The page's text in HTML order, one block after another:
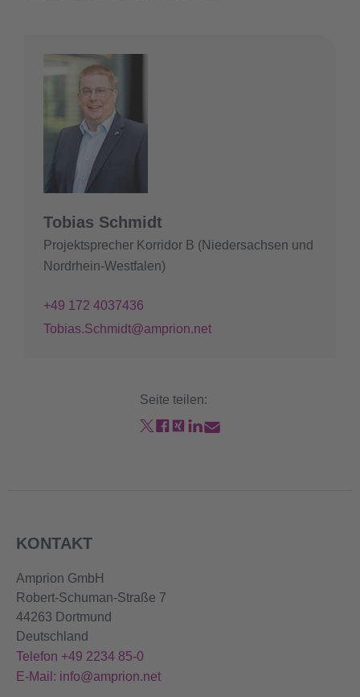
Tobias Schmidt
Projektsprecher Korridor B (Niedersachsen und
Nordrhein-Westfalen)
+49 172 4037436
Tobias.Schmidt@amprion.net
Seite teilen:
KONTAKT
Amprion GmbH
Robert-Schuman-Straße 7
44263 Dortmund
Deutschland
Telefon +49 2234 85-0
E-Mail: info@amprion.net